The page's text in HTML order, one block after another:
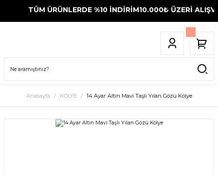
TÜM ÜRÜNLERDE %10 İNDİRİM10.000₺ ÜZERİ
Anasayfa KOLYE 14 Ayar Altın Mavi Taşlı Yılan Gözü Kolye